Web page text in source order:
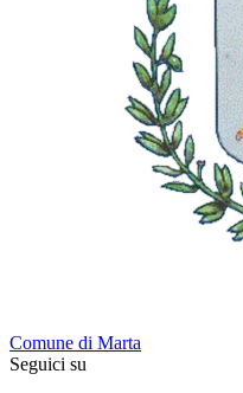
Comune di Marta
Seguici su